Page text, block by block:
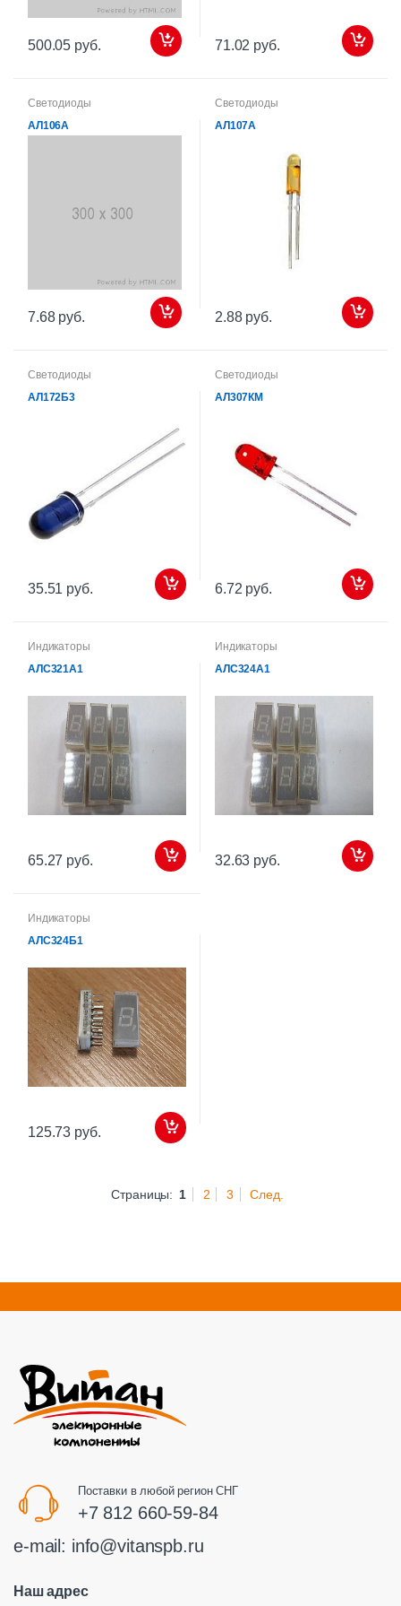
500.05 руб. 71.02 руб.
Светодиоды
АЛ106А
7.68 руб.
Светодиоды
АЛ107А
2.88 руб.
Светодиоды
АЛ172Б3
35.51 руб.
Светодиоды
АЛ307КМ
6.72 руб.
Индикаторы
АЛС321А1
65.27 руб.
Индикаторы
АЛС324А1
32.63 руб.
Индикаторы
АЛС324Б1
125.73 руб.
Страницы: 1 2 3 След.
Поставки в любой регион СНГ
+7 812 660-59-84
e-mail: info@vitanspb.ru
Наш адрес